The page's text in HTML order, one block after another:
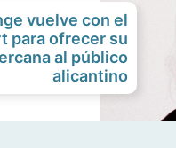
vuelve con el
para ofrecer su
al público
alicantino